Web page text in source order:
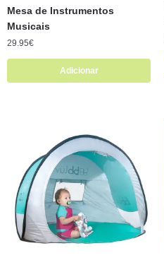
Mesa de Instrumentos
Musicais
29.95€
Adicionar